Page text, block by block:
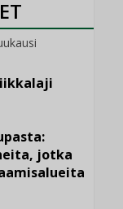
jotka